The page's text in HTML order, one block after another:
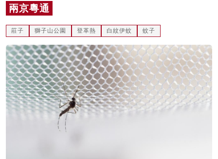
灼見活動
關於我們
兩京粵通
莊子 獅子山公園 登革熱 白紋伊蚊 蚊子